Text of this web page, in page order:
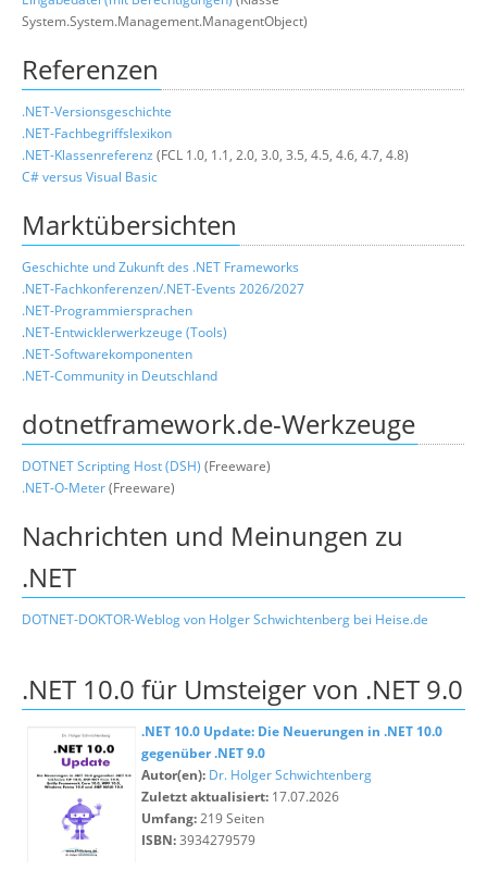
System.System.Management.ManagentObject)
Referenzen
.NET-Versionsgeschichte
.NET-Fachbegriffslexikon
.NET-Klassenreferenz (FCL 1.0, 1.1, 2.0, 3.0, 3.5, 4.5, 4.6, 4.7, 4.8)
C# versus Visual Basic
Marktübersichten
Geschichte und Zukunft des .NET Frameworks
.NET-Fachkonferenzen/.NET-Events 2026/2027
.NET-Programmiersprachen
.NET-Entwicklerwerkzeuge (Tools)
.NET-Softwarekomponenten
.NET-Community in Deutschland
dotnetframework.de-Werkzeuge
DOTNET Scripting Host (DSH) (Freeware)
.NET-O-Meter(Freeware)
Nachrichten und Meinungen zu
.NET
DOTNET-DOKTOR-Weblog von Holger Schwichtenberg bei Heise.de
.NET 10.0 für Umsteiger von .NET 9.0
.NET 10.0 Update: Die Neuerungen in .NET 10.0
gegenüber .NET 9.0
Autor(en): Dr. Holger Schwichtenberg
Zuletzt aktualisiert: 17.07.2026
Umfang:219 Seiten
ISBN:3934279579